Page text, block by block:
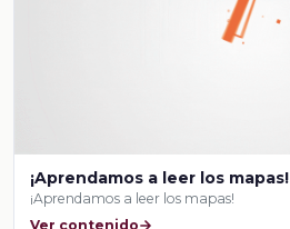
¡Aprendamos a leer los mapas!
¡Aprendamos a leer los mapas!
Ver contenido